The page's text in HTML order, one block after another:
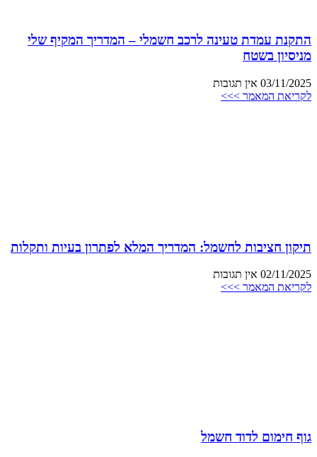
התקנת עמדת טעינה לרכב חשמלי – המדריך המקיף שלי
מניסיון בשטח
03/11/2025 אין תגובות
לקריאת המאמר >>>
תיקון חציבות לחשמל: המדריך המלא לפתרון בעיות ותקלות
02/11/2025 אין תגובות
לקריאת המאמר >>>
גוף חימום לדוד חשמל